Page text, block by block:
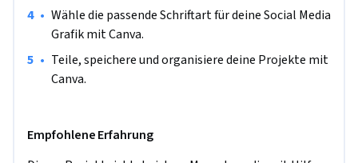
anzuwenden um kreative und attraktive Grafiken für soziale
Medien zu gestalten. Diese Grafiken werden dir dabei
behilflich sein, dein Business zu bewerben.
• Wähle die passende Schriftart für deine Social Media
Grafik mit Canva.
• Teile, speichere und organisiere deine Projekte mit
Canva.
Empfohlene Erfahrung